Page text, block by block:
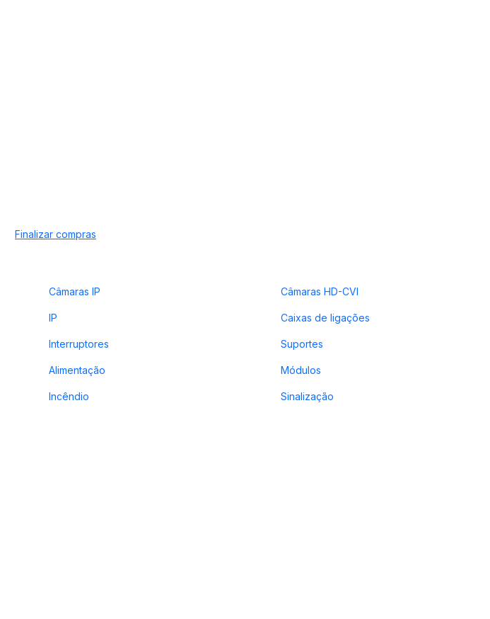
Finalizar compras
Câmaras IP Câmaras HD-CVI
IP Caixas de ligações
Interruptores Suportes
Alimentação Módulos
Incêndio
Sinalização